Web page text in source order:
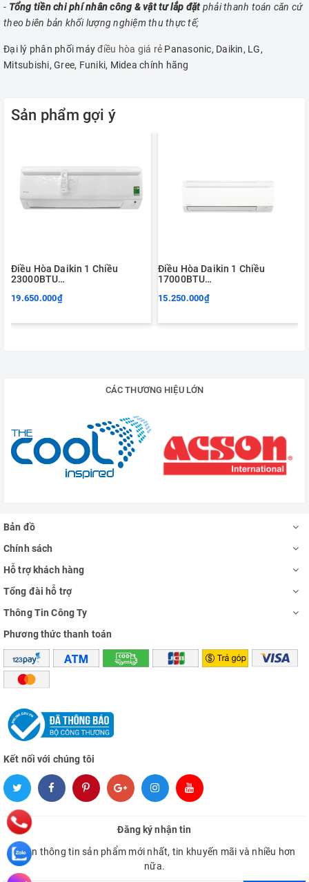
- Tổng tiền chi phí nhân công & vật tư lắp đặtphải thanh toán căn cứ
theo biên bản khối lượng nghiệm thu thực tế;
Đại lý phân phối máyđiều hòa giá rẻ Panasonic, Daikin, LG,
Mitsubishi, Gree, Funiki, Midea chính hãng
Sản phẩm gợi ý
Điều Hòa Daikin 1 Chiều
23000BTU
19.650.000₫
Điều Hòa Daikin 1 Chiều
17000BTU
15.250.000₫
CÁC THƯƠNG HIỆU LỚN
Bản đồ
Chính sách
Hỗ trợ khách hàng
Tổng đài hỗ trợ
Thông Tin Công Ty
Phương thức thanh toán
Kết nối với chúng tôi
Đăng ký nhận tin
Nhận thông tin sản phẩm mới nhất, tin khuyến mãi và nhiều hơn
nữa.